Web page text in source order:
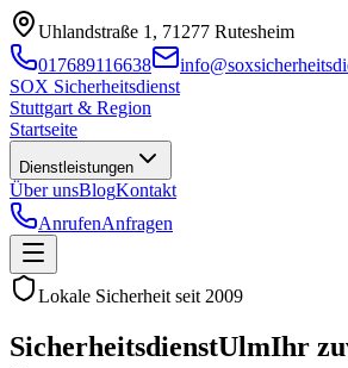
Uhlandstraße 1, 71277 Rutesheim
017689116638
SOX Sicherheitsdienst
Stuttgart & Region
Startseite
Dienstleistungen
Über unsBlogKontakt
AnrufenAnfragen
Lokale Sicherheit seit 2009
SicherheitsdienstUlmIhr